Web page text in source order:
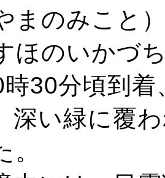
まのみこと
ほのいかづ
30分頃到
深い緑に覆